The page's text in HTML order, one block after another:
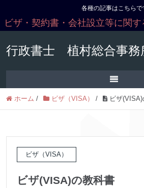
各種の記事はこちらで
ビザ・契約書・会社設立等に関
行政書士 植村総合事務
ホーム / ビザ（VISA） / ビザ
ビザ（VISA）
ビザ(VISA)の教科書